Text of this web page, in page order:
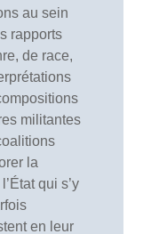
au sein
rapports
de race,
militantes
la
qui s’y
en leur